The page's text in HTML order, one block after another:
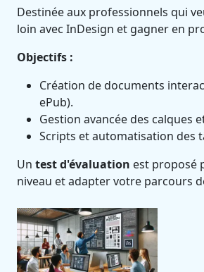
Destinée aux professionnels qui
loin avec InDesign et gagner en
Objectifs :
Création de documents
ePub).
Gestion avancée des calques
Scripts et automatisation des
Un test d'évaluation est proposé
niveau et adapter votre parcours